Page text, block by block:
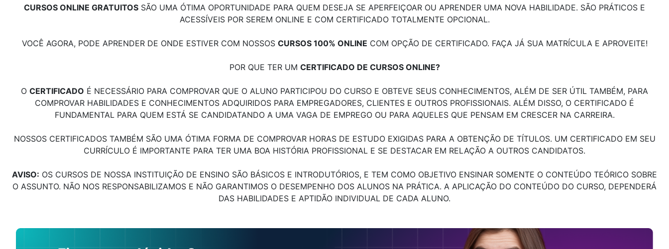
CURSOS ONLINE GRATUITOS SÃO UMA ÓTIMA OPORTUNIDADE PARA QUEM DESEJA SE APERFEIÇOAR OU APRENDER UMA NOVA HABILIDADE. SÃO PRÁTICOS E
ACESSÍVEIS POR SEREM ONLINE E COM CERTIFICADO TOTALMENTE OPCIONAL.
VOCÊ AGORA, PODE APRENDER DE ONDE ESTIVER COM NOSSOS CURSOS 100% ONLINE COM OPÇÃO DE CERTIFICADO. FAÇA JÁ SUA MATRÍCULA E APROVEITE!
POR QUE TER UM CERTIFICADO DE CURSOS ONLINE?
O CERTIFICADO É NECESSÁRIO PARA COMPROVAR QUE O ALUNO PARTICIPOU DO CURSO E OBTEVE SEUS CONHECIMENTOS, ALÉM DE SER ÚTIL TAMBÉM, PARA
COMPROVAR HABILIDADES E CONHECIMENTOS ADQUIRIDOS PARA EMPREGADORES, CLIENTES E OUTROS PROFISSIONAIS. ALÉM DISSO, O CERTIFICADO É
FUNDAMENTAL PARA QUEM ESTÁ SE CANDIDATANDO A UMA VAGA DE EMPREGO OU PARA AQUELES QUE PENSAM EM CRESCER NA CARREIRA.
NOSSOS CERTIFICADOS TAMBÉM SÃO UMA ÓTIMA FORMA DE COMPROVAR HORAS DE ESTUDO EXIGIDAS PARA A OBTENÇÃO DE TÍTULOS. UM CERTIFICADO EM SEU
CURRÍCULO É IMPORTANTE PARA TER UMA BOA HISTÓRIA PROFISSIONAL E SE DESTACAR EM RELAÇÃO A OUTROS CANDIDATOS.
AVISO: OS CURSOS DE NOSSA INSTITUIÇÃO DE ENSINO SÃO BÁSICOS E INTRODUTÓRIOS, E TEM COMO OBJETIVO ENSINAR SOMENTE O CONTEÚDO TEÓRICO SOBRE
O ASSUNTO. NÃO NOS RESPONSABILIZAMOS E NÃO GARANTIMOS O DESEMPENHO DOS ALUNOS NA PRÁTICA. A APLICAÇÃO DO CONTEÚDO DO CURSO, DEPENDERÁ
DAS HABILIDADES E APTIDÃO INDIVIDUAL DE CADA ALUNO.